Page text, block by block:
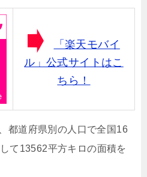
「楽天モバイ
ル」公式サイトはこ
ちら！
都道府県別の人口で全国16
て13562平方キロの面積を